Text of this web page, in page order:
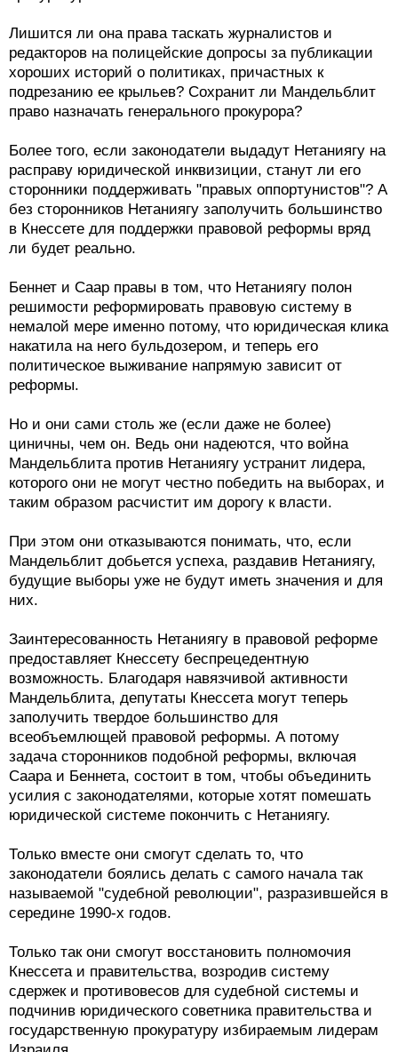
Лишится ли она права таскать журналистов и
редакторов на полицейские допросы за публикации
хороших историй о политиках, причастных к
подрезанию ее крыльев? Сохранит ли Мандельблит
право назначать генерального прокурора?
Более того, если законодатели выдадут Нетаниягу на
расправу юридической инквизиции, станут ли его
сторонники поддерживать "правых оппортунистов"? А
без сторонников Нетаниягу заполучить большинство
в Кнессете для поддержки правовой реформы вряд
ли будет реально.
Беннет и Саар правы в том, что Нетаниягу полон
решимости реформировать правовую систему в
немалой мере именно потому, что юридическая клика
накатила на него бульдозером, и теперь его
политическое выживание напрямую зависит от
реформы.
Но и они сами столь же (если даже не более)
циничны, чем он. Ведь они надеются, что война
Мандельблита против Нетаниягу устранит лидера,
которого они не могут честно победить на выборах, и
таким образом расчистит им дорогу к власти.
При этом они отказываются понимать, что, если
Мандельблит добьется успеха, раздавив Нетаниягу,
будущие выборы уже не будут иметь значения и для
них.
Заинтересованность Нетаниягу в правовой реформе
предоставляет Кнессету беспрецедентную
возможность. Благодаря навязчивой активности
Мандельблита, депутаты Кнессета могут теперь
заполучить твердое большинство для
всеобъемлющей правовой реформы. А потому
задача сторонников подобной реформы, включая
Саара и Беннета, состоит в том, чтобы объединить
усилия с законодателями, которые хотят помешать
юридической системе покончить с Нетаниягу.
Только вместе они смогут сделать то, что
законодатели боялись делать с самого начала так
называемой "судебной революции", разразившейся в
середине 1990-х годов.
Только так они смогут восстановить полномочия
Кнессета и правительства, возродив систему
сдержек и противовесов для судебной системы и
подчинив юридического советника правительства и
государственную прокуратуру избираемым лидерам